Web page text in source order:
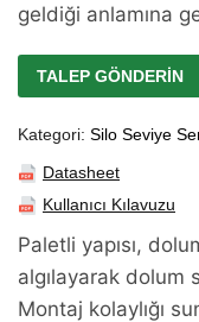
geldiği anlamına
TALEP GÖNDERIN
Kategori: Silo Seviye
Datasheet
Kullanıcı Kılavuzu
Paletli yapısı,
algılayarak dolum
Montaj kolaylığı